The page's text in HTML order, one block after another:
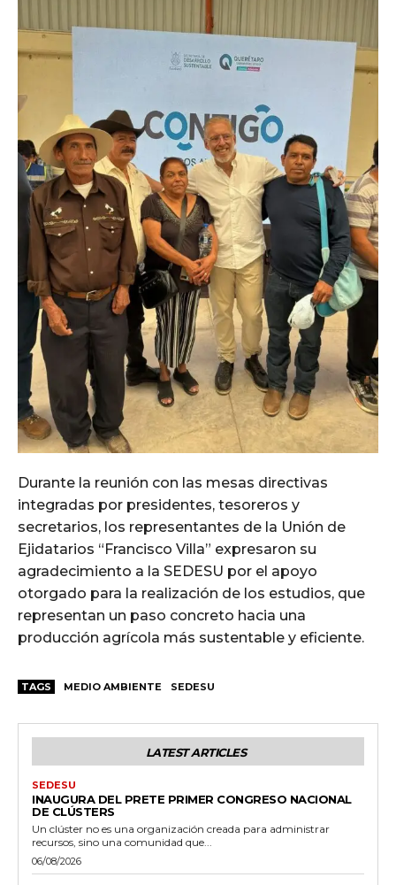
Durante la reunión con las mesas directivas
integradas por presidentes, tesoreros y
secretarios, los representantes de la Unión de
Ejidatarios “Francisco Villa” expresaron su
agradecimiento a la SEDESU por el apoyo
otorgado para la realización de los estudios, que
representan un paso concreto hacia una
producción agrícola más sustentable y eficiente.
TAGS MEDIO AMBIENTE SEDESU
LATEST ARTICLES
SEDESU
INAUGURA DEL PRETE PRIMER CONGRESO NACIONAL
DE CLÚSTERS
Un clúster no es una organización creada para administrar
recursos, sino una comunidad que...
06/08/2026